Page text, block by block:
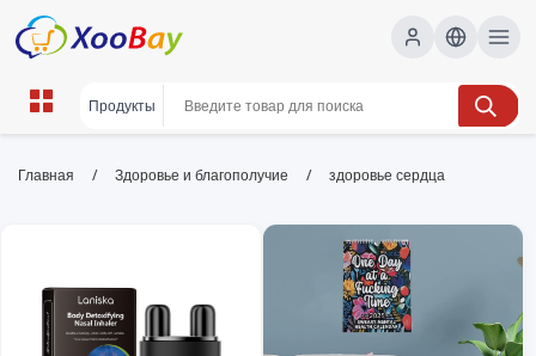
здоровье сердца | XOOBAY B2B/B2C
сердце, здоровье, профилактика, wholesale
здоровье сердца, XOOBAY
Краткое SEO-описание о здоровье сердца, профилактике
сердечных заболеваний и поддержании здорового образа
Главная / Здоровье и благополучие / здоровье сердца